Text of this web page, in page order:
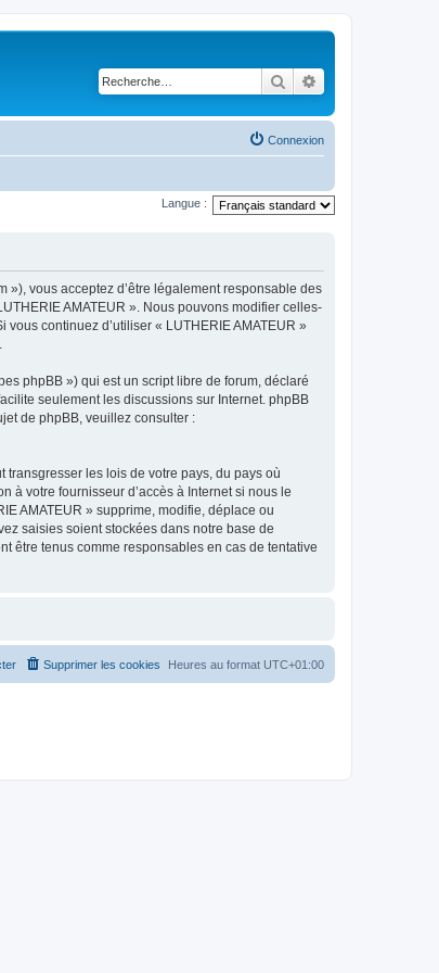
Rechercher
Connexion
Langue :
»), vous acceptez d’être légalement responsable des
AMATEUR ». Nous pouvons modifier celles-
continuez d’utiliser « LUTHERIE AMATEUR »
phpBB ») qui est un script libre de forum, déclaré
seulement les discussions sur Internet. phpBB
de phpBB, veuillez consulter :
les lois de votre pays, du pays où
à votre fournisseur d’accès à Internet si nous le
AMATEUR » supprime, modifie, déplace ou
saisies soient stockées dans notre base de
être tenus comme responsables en cas de tentative
Heures au format UTC+01:00
Supprimer les cookies